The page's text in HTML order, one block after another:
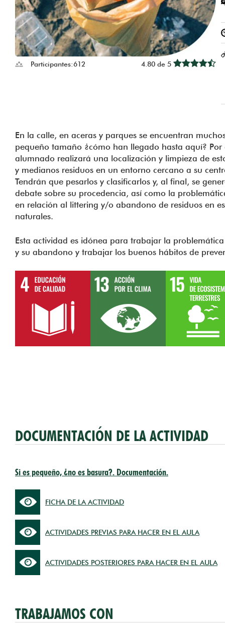
Participantes:612 4.80 de 5
En la calle, en aceras y parques se encuentran
pequeño tamaño ¿cómo han llegado hasta aquí? Por
alumnado realizará una localización y limpieza de
y medianos residuos en un entorno cercano a su
Tendrán que pesarlos y clasificarlos y, al final, se
debate sobre su procedencia, así como la
en relación al littering y/o abandono de residuos en
naturales.
Esta actividad es idónea para trabajar la
y su abandono y trabajar los buenos hábitos de
DOCUMENTACIÓN DE LA ACTIVIDAD
Si es pequeño, ¿no es basura?. Documentación.
FICHA DE LA ACTIVIDAD
ACTIVIDADES PREVIAS PARA HACER EN EL AULA
ACTIVIDADES POSTERIORES PARA HACER EN EL AULA
TRABAJAMOS CON